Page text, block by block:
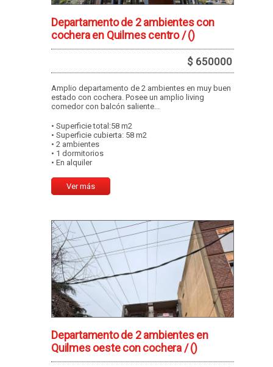
Departamento de 2 ambientes con
cochera en Quilmes centro /()
$ 650000
Amplio departamento de 2 ambientes en muy buen
estado con cochera. Posee un amplio living
comedor con balcón saliente...
• Superficie total:58 m2
• Superficie cubierta: 58 m2
• 2 ambientes
• 1 dormitorios
• En alquiler
Ver más
Departamento de 2 ambientes en
Quilmes oeste con cochera /()